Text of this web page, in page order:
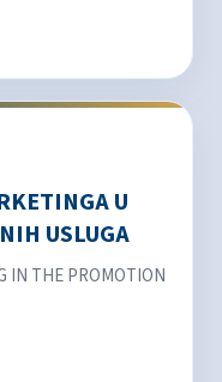
U
USLUGA
IN THE PROMOTION